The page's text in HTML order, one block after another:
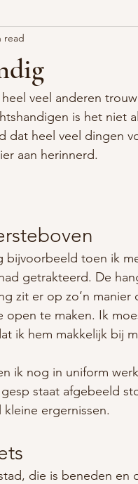
read
veel anderen
is het niet
dat heel veel dingen
aan herinnerd.
bijvoorbeeld toen ik
getrakteerd. De
zit er op zo’n
te maken. Ik
ik hem makkelijk bij
ik nog in uniform
staat afgebeeld
ergernissen.
die is beneden en